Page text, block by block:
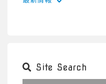
Site Search